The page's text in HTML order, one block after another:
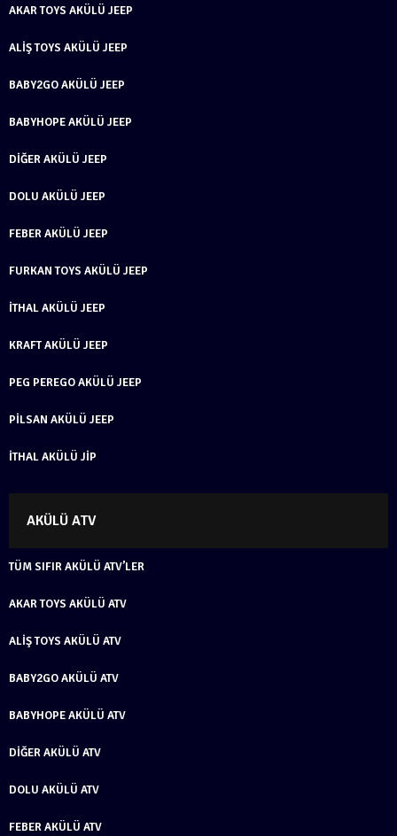
AKAR TOYS AKÜLÜ JEEP
ALIŞ TOYS AKÜLÜ JEEP
BABY2GO AKÜLÜ JEEP
BABYHOPE AKÜLÜ JEEP
DIĞER AKÜLÜ JEEP
DOLU AKÜLÜ JEEP
FEBER AKÜLÜ JEEP
FURKAN TOYS AKÜLÜ JEEP
İTHAL AKÜLÜ JEEP
KRAFT AKÜLÜ JEEP
PEG PEREGO AKÜLÜ JEEP
PILSAN AKÜLÜ JEEP
İTHAL AKÜLÜ JIP
AKÜLÜ ATV
TÜM SIFIR AKÜLÜ ATV’LER
AKAR TOYS AKÜLÜ ATV
ALIŞ TOYS AKÜLÜ ATV
BABY2GO AKÜLÜ ATV
BABYHOPE AKÜLÜ ATV
DIĞER AKÜLÜ ATV
DOLU AKÜLÜ ATV
FEBER AKÜLÜ ATV